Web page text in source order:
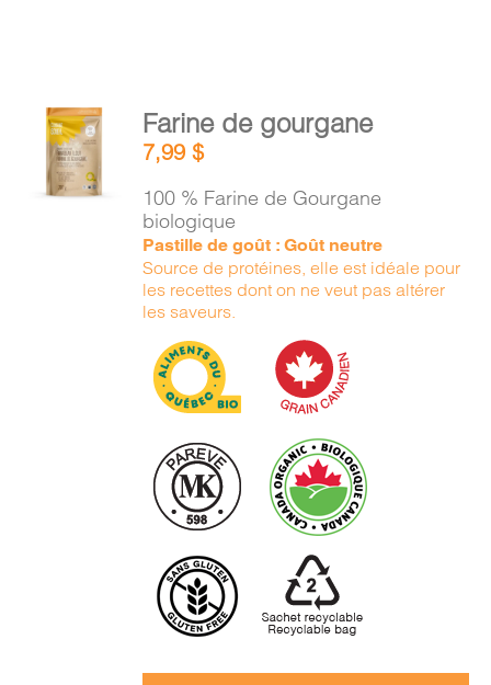
AJOUTER
AU
PANIER
Farine de gourgane
7,99$
100 % Farine de Gourgane
biologique
Pastille de goût : Goût neutre
Source de protéines, elle est idéale pour
les recettes dont on ne veut pas altérer
les saveurs.